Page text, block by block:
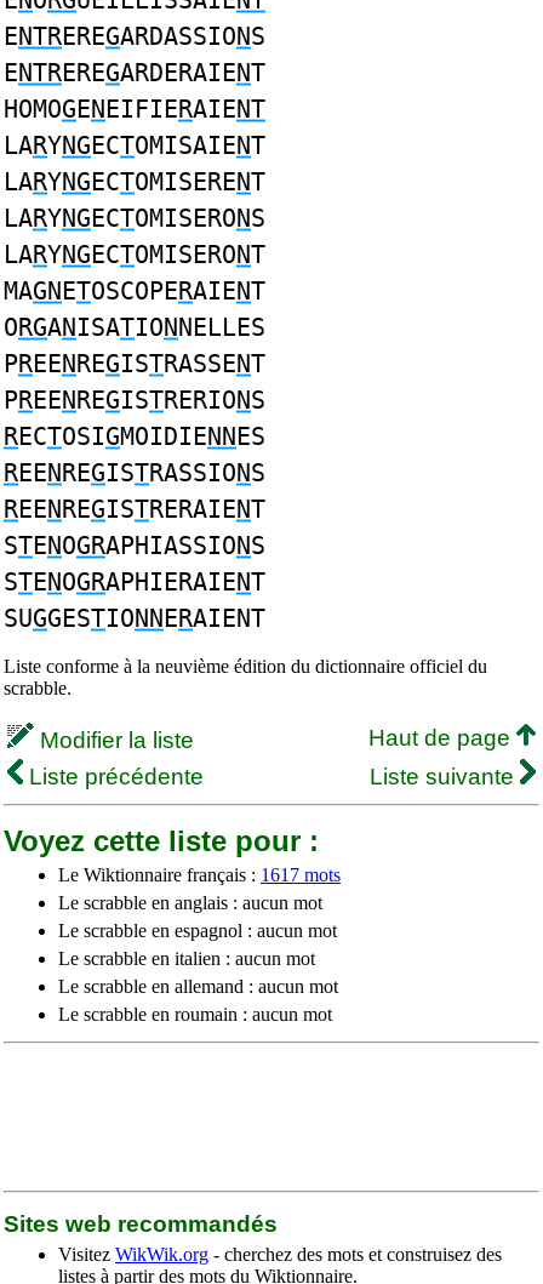
ENTREREGARDASSIONS
ENTREREGARDERAIENT
HOMOGENEIFIERAIENT
LARYNGECTOMISAIENT
LARYNGECTOMISERENT
LARYNGECTOMISERONS
LARYNGECTOMISERONT
MAGNETOSCOPERAIENT
ORGANISATIONNELLES
PREENREGISTRASSENT
PREENREGISTRERIONS
RECTOSIGMOIDIENNES
REENREGISTRASSIONS
REENREGISTRERAIENT
STENOGRAPHIASSIONS
STENOGRAPHIERAIENT
SUGGESTIONNERAIENT
Liste conforme à la neuvième édition du dictionnaire officiel du
scrabble.
Modifier la liste
Haut de page
Liste précédente
Liste suivante
Voyez cette liste pour :
Le Wiktionnaire français : 1617 mots
Le scrabble en anglais : aucun mot
Le scrabble en espagnol : aucun mot
Le scrabble en italien : aucun mot
Le scrabble en allemand : aucun mot
Le scrabble en roumain : aucun mot
Sites web recommandés
Visitez WikWik.org - cherchez des mots et construisez des
listes à partir des mots du Wiktionnaire.